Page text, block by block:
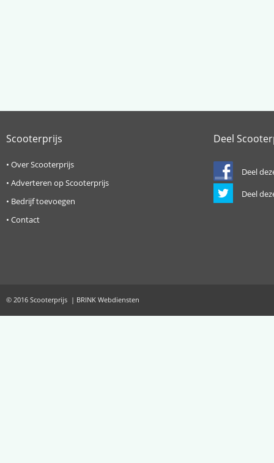
© 2016 Scooterprijs | BRINK Webdiensten
Scooterprijs
• Over Scooterprijs
• Adverteren op Scooterprijs
• Bedrijf toevoegen
• Contact
Deel
Deel
Deel